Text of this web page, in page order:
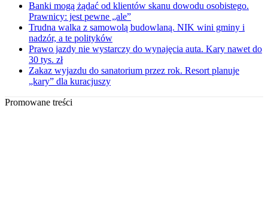
Banki mogą żądać od klientów skanu dowodu osobistego.
Prawnicy: jest pewne „ale”
Trudna walka z samowolą budowlaną. NIK wini gminy i
nadzór, a te polityków
Prawo jazdy nie wystarczy do wynajęcia auta. Kary nawet do
30 tys. zł
Zakaz wyjazdu do sanatorium przez rok. Resort planuje
„kary” dla kuracjuszy
Promowane treści